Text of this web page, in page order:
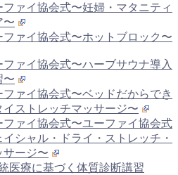
ファイ協会式〜妊婦・マタニティ
〜
ファイ協会式〜ホットブロック〜
ファイ協会式〜ハーブサウナ導入
〜
ファイ協会式〜ベッドだからでき
イストレッチマッサージ〜
ファイ協会式〜ユーファイ協会式
イシャル・ドライ・ストレッチ・
サージ〜
医療に基づく体質診断講習